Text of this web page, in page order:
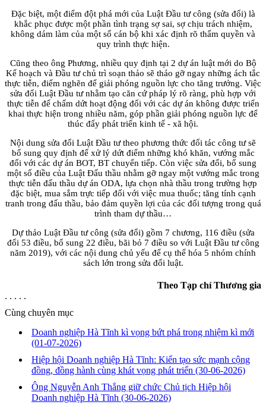
Đặc biệt, một điểm đột phá mới của Luật Đầu tư công (sửa đổi) là
khắc phục được một phần tình trạng sợ sai, sợ chịu trách nhiệm,
không dám làm của một số cán bộ khi xác định rõ thẩm quyền và
quy trình thực hiện.
Cũng theo ông Phương, nhiều quy định tại 2 dự án luật mới do Bộ
Kế hoạch và Đầu tư chủ trì soạn thảo sẽ tháo gỡ ngay những ách tắc
thực tiễn, điểm nghẽn để giải phóng nguồn lực cho tăng trưởng. Việc
sửa đổi Luật Đầu tư nhằm tạo căn cứ pháp lý rõ ràng, phù hợp với
thực tiễn để chấm dứt hoạt động đối với các dự án không được triển
khai thực hiện trong nhiều năm, góp phần giải phóng nguồn lực để
thúc đẩy phát triển kinh tế - xã hội.
Nội dung sửa đổi Luật Đầu tư theo phương thức đối tác công tư sẽ
bổ sung quy định để xử lý dứt điểm những khó khăn, vướng mắc
đối với các dự án BOT, BT chuyển tiếp. Còn việc sửa đổi, bổ sung
một số điều của Luật Đấu thầu nhằm gỡ ngay một vướng mắc trong
thực tiễn đấu thầu dự án ODA, lựa chọn nhà thầu trong trường hợp
đặc biệt, mua sắm trực tiếp đối với việc mua thuốc; tăng tính cạnh
tranh trong đấu thầu, bảo đảm quyền lợi của các đối tượng trong quá
trình tham dự thầu…
Dự thảo Luật Đầu tư công (sửa đổi) gồm 7 chương, 116 điều (sửa
đổi 53 điều, bổ sung 22 điều, bãi bỏ 7 điều so với Luật Đầu tư công
năm 2019), với các nội dung chủ yếu để cụ thể hóa 5 nhóm chính
sách lớn trong sửa đổi luật.
Theo Tạp chí Thương gia
. . . . .
Cùng chuyên mục
Doanh nghiệp Hà Tĩnh kì vọng bứt phá trong nhiệm kì mới
(01-07-2026)
Hiệp hội Doanh nghiệp Hà Tĩnh: Kiến tạo sức mạnh cộng
đồng, đồng hành cùng khát vọng phát triển (30-06-2026)
Ông Nguyễn Anh Thắng giữ chức Chủ tịch Hiệp hội
Doanh nghiệp Hà Tĩnh (30-06-2026)